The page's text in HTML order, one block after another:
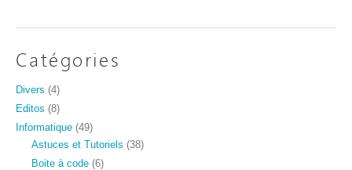
Catégories
Divers (4)
Editos (8)
Informatique (49)
Astuces et Tutoriels (38)
Boite à code (6)